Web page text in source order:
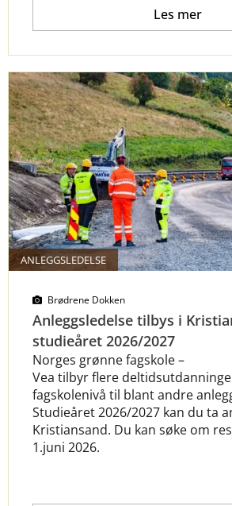
Les mer
ANLEGGSLEDELSE
Brødrene Dokken
Anleggsledelse tilbys i
studieåret 2026/2027
Norges grønne fagskole –
Vea tilbyrflere
fagskolenivå til blant andre
Studieåret 2026/2027 kan du ta
Kristiansand. Du kan søke om
1.juni 2026.